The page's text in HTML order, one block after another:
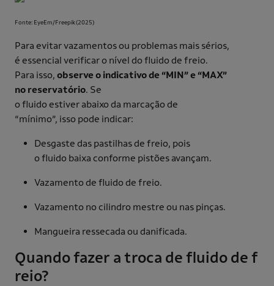
Fonte: EyeEm/Freepik(2025)
Para evitar vazamentos ou problemas mais sérios,
é essencial verificar o nível do fluido de freio.
Para isso, observe o indicativo de “MIN” e “MAX”
no reservatório. Se
o fluido estiver abaixo da marcação de
“mínimo”, isso pode indicar:
Desgaste das pastilhas de freio, pois
o fluido baixa conforme pistões avançam.
Vazamento de fluido de freio.
Vazamento no cilindro mestre ou nas pinças.
Mangueira ressecada ou danificada.
Quando fazer a troca de fluido de f
reio?